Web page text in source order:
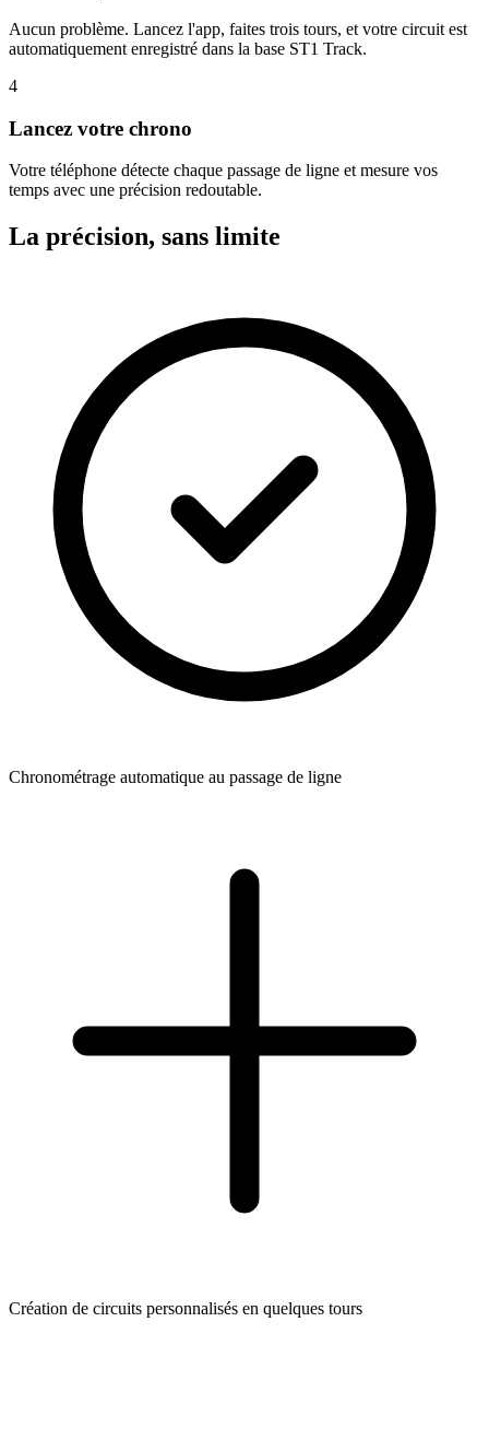
Aucun problème. Lancez l'app, faites trois tours, et votre circuit est
automatiquement enregistré dans la base ST1 Track.
4
Lancez votre chrono
Votre téléphone détecte chaque passage de ligne et mesure vos
temps avec une précision redoutable.
La précision, sans limite
Chronométrage automatique au passage de ligne
Création de circuits personnalisés en quelques tours